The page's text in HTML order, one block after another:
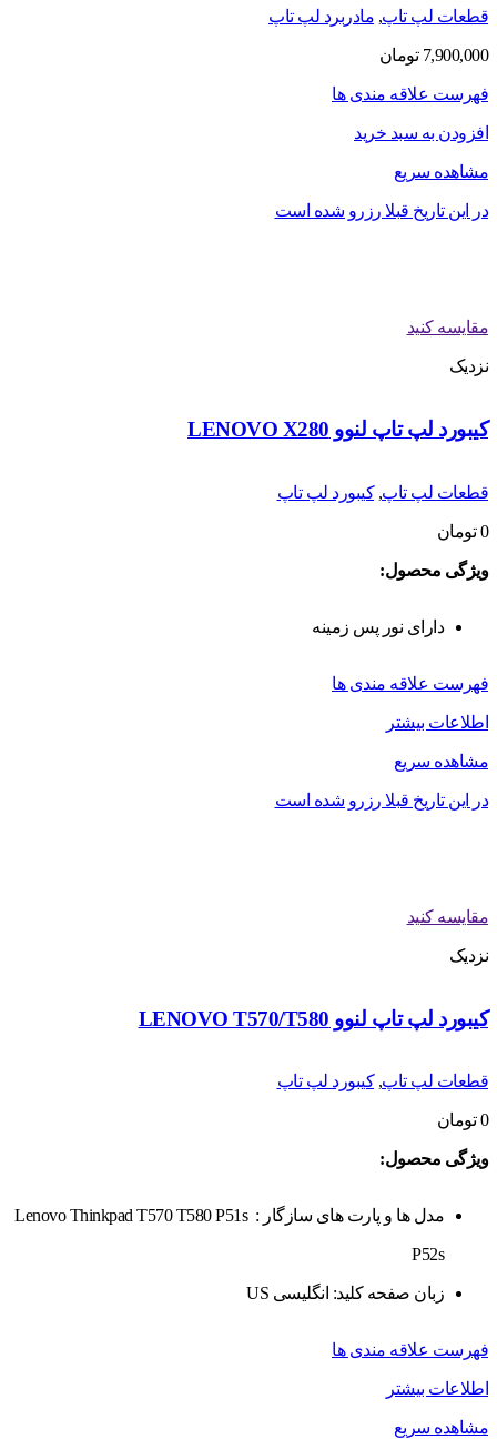
قطعات لپ تاپ, مادربرد لپ تاپ
7,900,000 تومان
فهرست علاقه مندی ها
افزودن به سبد خرید
مشاهده سریع
در این تاریخ قبلا رزرو شده است
مقایسه کنید
نزدیک
کیبورد لپ تاپ لنوو LENOVO X280
قطعات لپ تاپ,کیبورد لپ تاپ
0 تومان
ویژگی محصول:
دارای نور پس زمینه
فهرست علاقه مندی ها
اطلاعات بیشتر
مشاهده سریع
در این تاریخ قبلا رزرو شده است
مقایسه کنید
نزدیک
کیبورد لپ تاپ لنوو LENOVO T570/T580
قطعات لپ تاپ,کیبورد لپ تاپ
0 تومان
ویژگی محصول:
مدل ها و پارت های سازگار :Lenovo Thinkpad T570 T580 P51s
P52s
زبان صفحه کلید: انگلیسی US
فهرست علاقه مندی ها
اطلاعات بیشتر
مشاهده سریع